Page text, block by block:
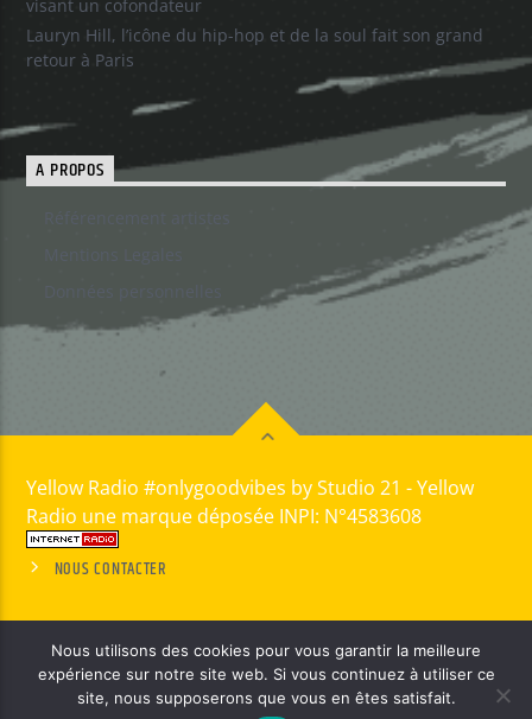
visant un cofondateur
Lauryn Hill, l’icône du hip-hop et de la soul fait son grand
retour à Paris
A PROPOS
Yellow Radio #onlygoodvibes by Studio 21 - Yellow
Radio une marque déposée INPI: N°4583608
NOUS CONTACTER
Nous utilisons des cookies pour vous garantir la meilleure
expérience sur notre site web. Si vous continuez à utiliser ce
site, nous supposerons que vous en êtes satisfait.